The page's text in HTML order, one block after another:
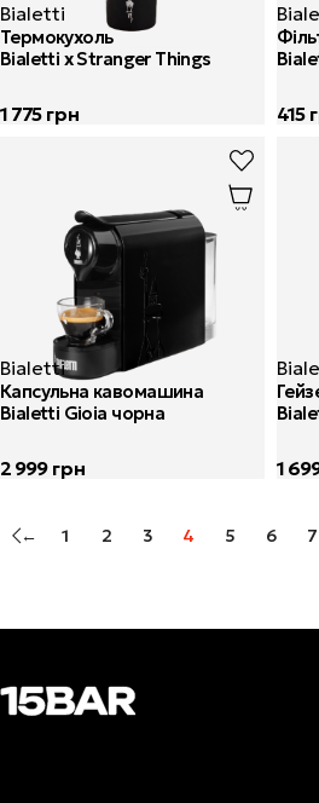
Термокухоль
Bialetti x Stranger Things
Bialetti
1 775грн 415
Капсульна кавомашина
Bialetti Gioia чорна
Bialetti
2 999грн 1
← 1 2 3 4 5 6 7